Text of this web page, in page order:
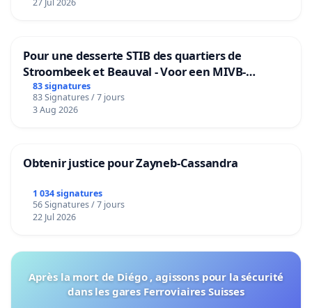
27 Jul 2026
Pour une desserte STIB des quartiers de
Stroombeek et Beauval - Voor een MIVB-
bediening van de wijken Strombeek en Het
Voor
83 signatures
83 Signatures / 7 jours
3 Aug 2026
Obtenir justice pour Zayneb-Cassandra
1 034 signatures
56 Signatures / 7 jours
22 Jul 2026
Après la mort de Diégo , agissons pour la sécurité
dans les gares Ferroviaires Suisses